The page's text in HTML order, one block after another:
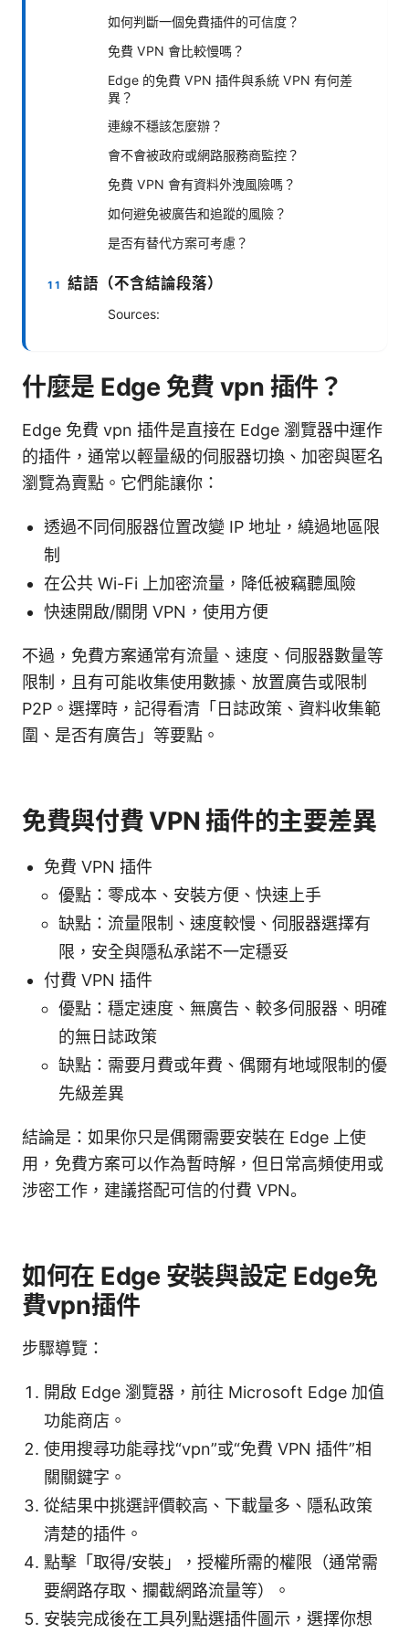
如何判斷一個免費插件的可信度？
免費 VPN 會比較慢嗎？
Edge 的免費 VPN 插件與系統 VPN 有何差
異？
連線不穩該怎麼辦？
會不會被政府或網路服務商監控？
免費 VPN 會有資料外洩風險嗎？
如何避免被廣告和追蹤的風險？
是否有替代方案可考慮？
結語（不含結論段落）
Sources:
什麼是 Edge 免費 vpn 插件？
Edge 免費 vpn 插件是直接在 Edge 瀏覽器中運作
的插件，通常以輕量級的伺服器切換、加密與匿名
瀏覽為賣點。它們能讓你：
透過不同伺服器位置改變 IP 地址，繞過地區限
制
在公共 Wi-Fi 上加密流量，降低被竊聽風險
快速開啟/關閉 VPN，使用方便
不過，免費方案通常有流量、速度、伺服器數量等
限制，且有可能收集使用數據、放置廣告或限制
P2P。選擇時，記得看清「日誌政策、資料收集範
圍、是否有廣告」等要點。
免費與付費 VPN 插件的主要差異
免費 VPN 插件
優點：零成本、安裝方便、快速上手
缺點：流量限制、速度較慢、伺服器選擇有
限，安全與隱私承諾不一定穩妥
付費 VPN 插件
優點：穩定速度、無廣告、較多伺服器、明確
的無日誌政策
缺點：需要月費或年費、偶爾有地域限制的優
先級差異
結論是：如果你只是偶爾需要安裝在 Edge 上使
用，免費方案可以作為暫時解，但日常高頻使用或
涉密工作，建議搭配可信的付費 VPN。
如何在 Edge 安裝與設定 Edge免
費vpn插件
步驟導覽：
開啟 Edge 瀏覽器，前往 Microsoft Edge 加值
功能商店。
使用搜尋功能尋找“vpn”或“免費 VPN 插件”相
關關鍵字。
從結果中挑選評價較高、下載量多、隱私政策
清楚的插件。
點擊「取得/安裝」，授權所需的權限（通常需
要網路存取、攔截網路流量等）。
安裝完成後在工具列點選插件圖示，選擇你想